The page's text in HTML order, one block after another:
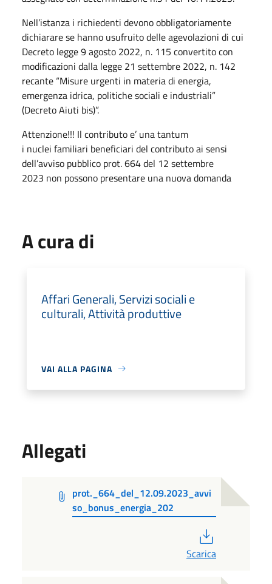
Nell’istanza i richiedenti devono obbligatoriamente
dichiarare se hanno usufruito delle agevolazioni di cui
Decreto legge 9 agosto 2022, n. 115 convertito con
modificazioni dalla legge 21 settembre 2022, n. 142
recante “Misure urgenti in materia di energia,
emergenza idrica, politiche sociali e industriali”
(Decreto Aiuti bis)”.
Attenzione!!! Il contributo e’ una tantum
i nuclei familiari beneficiari del contributo ai sensi
dell’avviso pubblico prot. 664 del 12 settembre
2023 non possono presentare una nuova domanda
A cura di
Affari Generali, Servizi sociali e
culturali, Attività produttive
VAI ALLA PAGINA
Allegati
prot._664_del_12.09.2023_avvi
so_bonus_energia_202
Scarica